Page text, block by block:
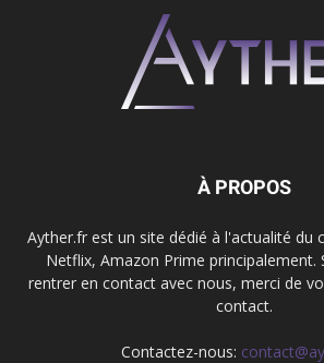
À PROPOS
Ayther.fr est un site dédié à l'actualité du
Netflix, Amazon Prime principalement.
rentrer en contact avec nous, merci de
contact.
Contactez-nous: